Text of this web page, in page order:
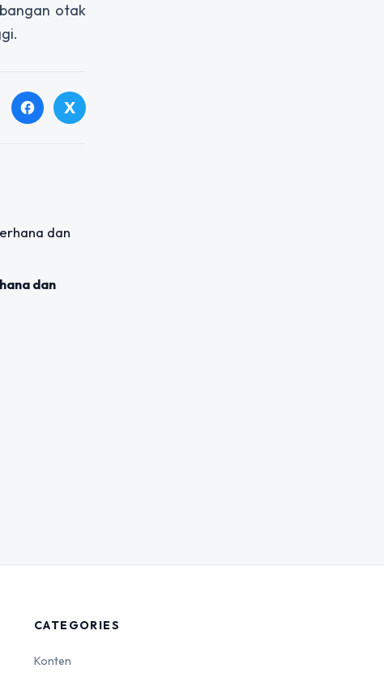
otak
facebook X
dan
CATEGORIES
Konten